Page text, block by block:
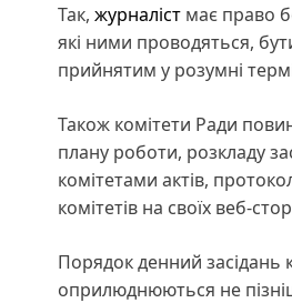
Так, журналіст має право
які ними проводяться,
прийнятим у розумні
Також комітети Ради
плану роботи, розкладу
комітетами актів,
комітетів на своїх веб-
Порядок денний засідань
оприлюднюються не